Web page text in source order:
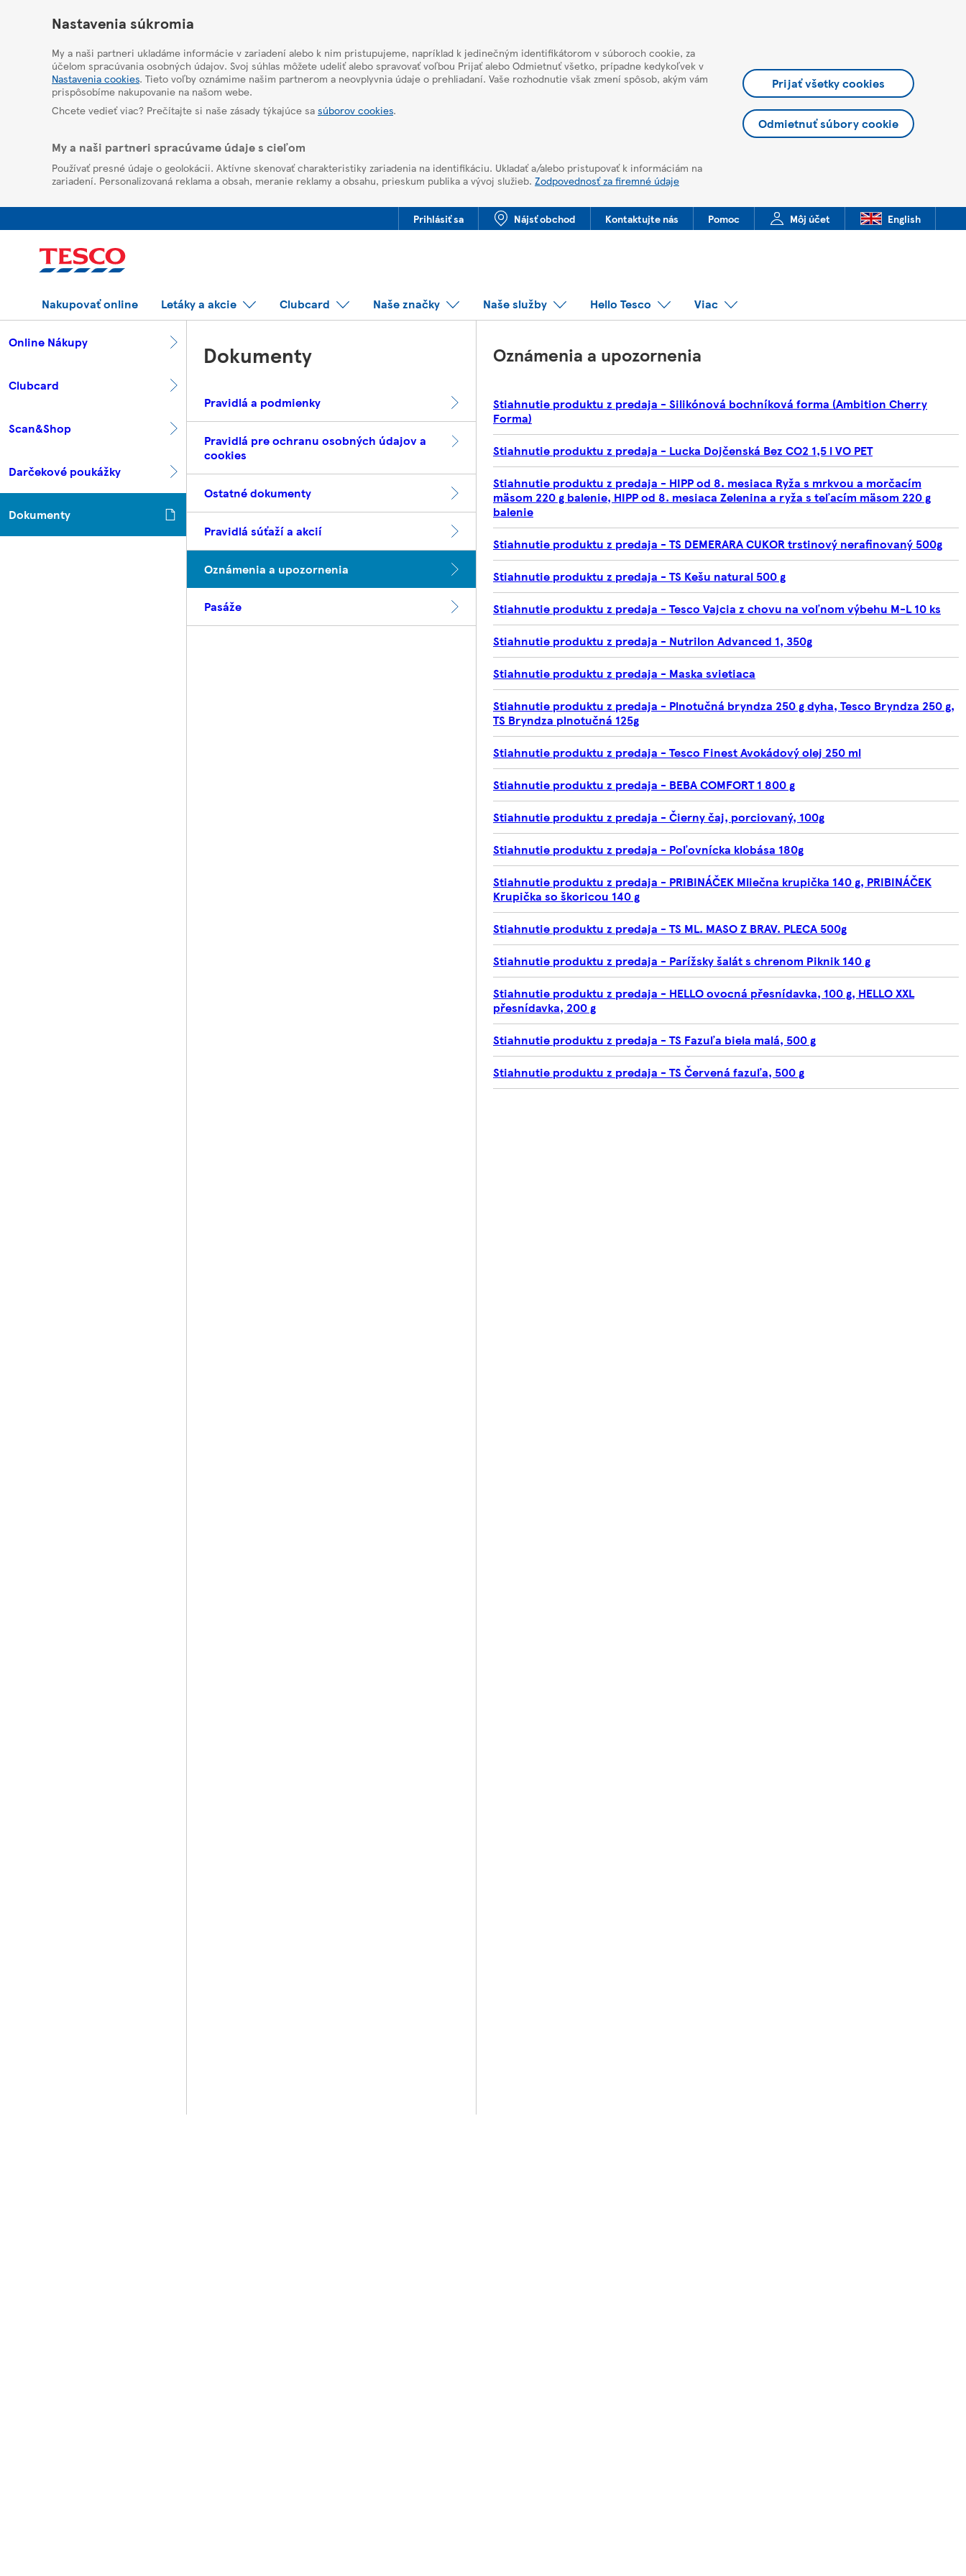
HelpPage
Nastavenia súkromia
My a naši partneri ukladáme informácie v zariadení alebo k nim pristupujeme, napríklad k jedinečným identifikátorom v súboroch cookie, za
účelom spracúvania osobných údajov. Svoj súhlas môžete udeliť alebo spravovať voľbou Prijať alebo Odmietnuť všetko, prípadne kedykoľvek v
Nastavenia cookies. Tieto voľby oznámime našim partnerom a neovplyvnia údaje o prehliadaní. Vaše rozhodnutie však zmení spôsob, akým vám
prispôsobíme nakupovanie na našom webe.
Chcete vedieť viac? Prečítajte si naše zásady týkajúce sa súborov cookies.
My a naši partneri spracúvame údaje s cieľom
Používať presné údaje o geolokácii. Aktívne skenovať charakteristiky zariadenia na identifikáciu. Ukladať a/alebo pristupovať k informáciám na
zariadení. Personalizovaná reklama a obsah, meranie reklamy a obsahu, prieskum publika a vývoj služieb. Zodpovednosť za firemné údaje
Prijať všetky cookies
Odmietnuť súbory cookie
Prihlásiť sa Nájsť obchod Kontaktujte nás Pomoc Môj účet English
Nakupovať online Letáky a akcie Clubcard Naše značky Naše služby Hello Tesco Viac
Online Nákupy
Clubcard
Scan&Shop
Darčekové poukážky
Dokumenty
Dokumenty
Pravidlá a podmienky
Pravidlá pre ochranu osobných údajov a
cookies
Ostatné dokumenty
Pravidlá súťaží a akcií
Oznámenia a upozornenia
Pasáže
Oznámenia a upozornenia
Stiahnutie produktu z predaja - Silikónová bochníková forma (Ambition Cherry
Forma)
Stiahnutie produktu z predaja - Lucka Dojčenská Bez CO2 1,5 l VO PET
Stiahnutie produktu z predaja - HIPP od 8. mesiaca Ryža s mrkvou a morčacím
mäsom 220 g balenie, HIPP od 8. mesiaca Zelenina a ryža s teľacím mäsom 220 g
balenie
Stiahnutie produktu z predaja - TS DEMERARA CUKOR trstinový nerafinovaný 500g
Stiahnutie produktu z predaja - TS Kešu natural 500 g
Stiahnutie produktu z predaja - Tesco Vajcia z chovu na voľnom výbehu M-L 10 ks
Stiahnutie produktu z predaja - Nutrilon Advanced 1, 350g
Stiahnutie produktu z predaja - Maska svietiaca
Stiahnutie produktu z predaja - Plnotučná bryndza 250 g dyha, Tesco Bryndza 250 g,
TS Bryndza plnotučná 125g
Stiahnutie produktu z predaja - Tesco Finest Avokádový olej 250 ml
Stiahnutie produktu z predaja - BEBA COMFORT 1 800 g
Stiahnutie produktu z predaja - Čierny čaj, porciovaný, 100g
Stiahnutie produktu z predaja - Poľovnícka klobása 180g
Stiahnutie produktu z predaja - PRIBINÁČEK Mliečna krupička 140 g, PRIBINÁČEK
Krupička so škoricou 140 g
Stiahnutie produktu z predaja - TS ML. MASO Z BRAV. PLECA 500g
Stiahnutie produktu z predaja - Parížsky šalát s chrenom Piknik 140 g
Stiahnutie produktu z predaja - HELLO ovocná přesnídavka, 100 g, HELLO XXL
přesnídavka, 200 g
Stiahnutie produktu z predaja - TS Fazuľa biela malá, 500 g
Stiahnutie produktu z predaja - TS Červená fazuľa, 500 g